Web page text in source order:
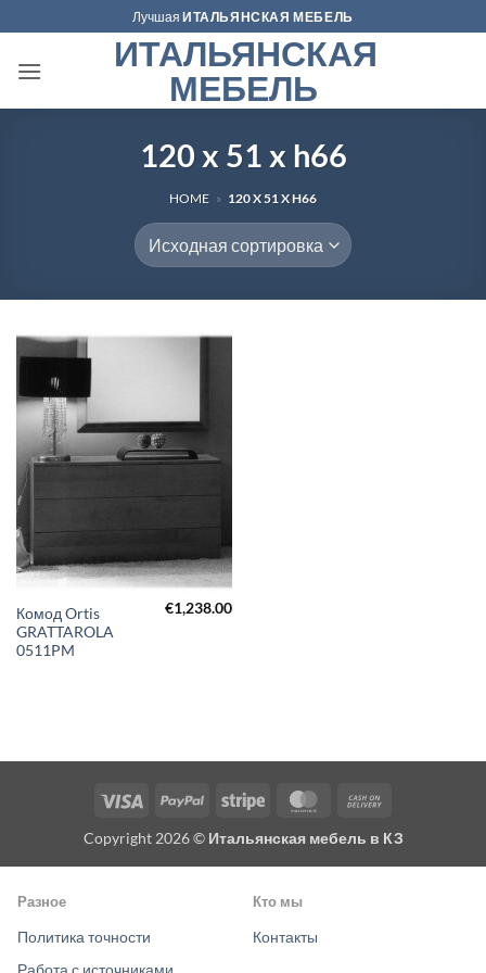
to
content
ЛучшаяИТАЛЬЯНСКАЯ МЕБЕЛЬ
ИТАЛЬЯНСКАЯ
МЕБЕЛЬ
120 x 51 x h66
HOME » 120 X 51 X H66
Комод Ortis
GRATTAROLA
0511PM
€1,238.00
Visa PayPal Stripe MasterCard
Delivery
Copyright 2026 © Итальянская мебель в КЗ
Разное
Политика точности
Кто мы
Контакты